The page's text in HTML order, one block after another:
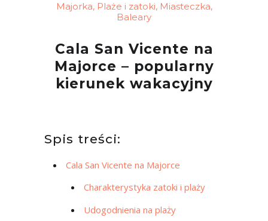
Majorka, Plaże i zatoki, Miasteczka,
Baleary
Cala San Vicente na
Majorce – popularny
kierunek wakacyjny
Spis treści:
Cala San Vicente na Majorce
Charakterystyka zatoki i plaży
Udogodnienia na plaży